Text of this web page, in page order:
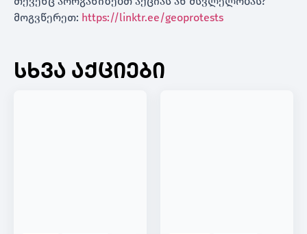
მოგვწერეთ: https://linktr.ee/geoprotests
სხვა აქციები